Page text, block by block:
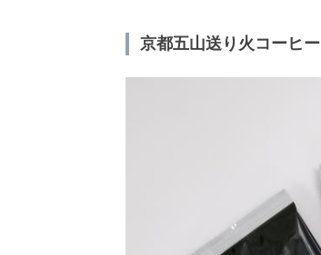
京都五山送り火コーヒー